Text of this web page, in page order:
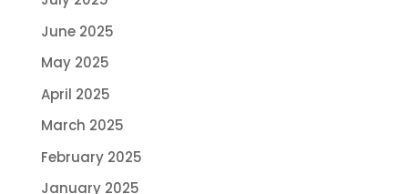
June 2025
May 2025
April 2025
March 2025
February 2025
January 2025